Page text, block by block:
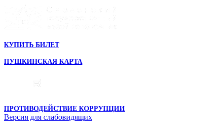
КУПИТЬ БИЛЕТ
ПУШКИНСКАЯ КАРТА
ПРОТИВОДЕЙСТВИЕ КОРРУПЦИИ
Версия для слабовидящих